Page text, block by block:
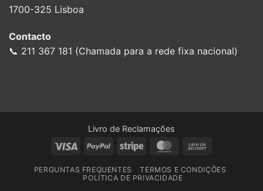
1700-325 Lisboa
Contacto
📞 211 367 181 (Chamada para a rede fixa nacional)
Livro de Reclamações
Visa
PayPal Stripe MasterCard
Delivery
PERGUNTAS FREQUENTES
TERMOS E CONDIÇÕES
POLÍTICA DE PRIVACIDADE